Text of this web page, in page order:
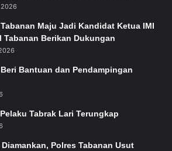
Maju Jadi Kandidat Ketua IMI
Tabanan Berikan Dukungan
Bantuan dan Pendampingan
Tabrak Lari Terungkap
Polres Tabanan Usut